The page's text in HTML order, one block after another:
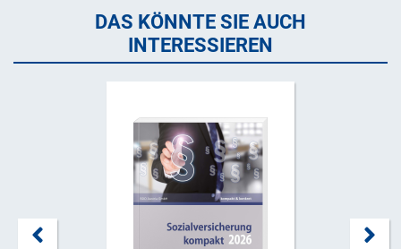
DAS KÖNNTE SIE AUCH
INTERESSIEREN